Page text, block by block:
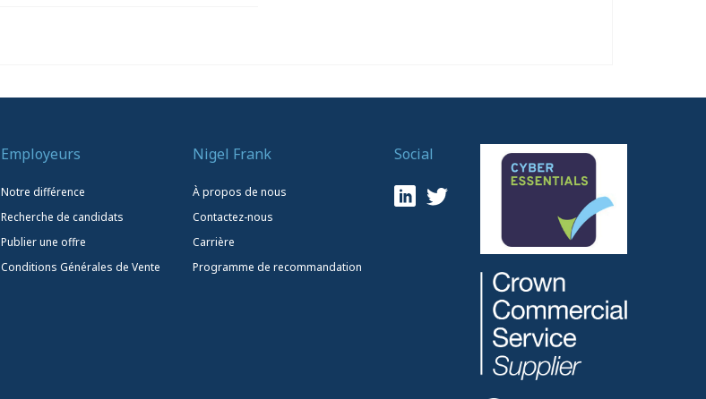
Employeurs
Notre différence
Recherche de candidats
Publier une offre
Conditions Générales de Vente
Nigel Frank
À propos de nous
Contactez-nous
Carrière
Programme de recommandation
Social